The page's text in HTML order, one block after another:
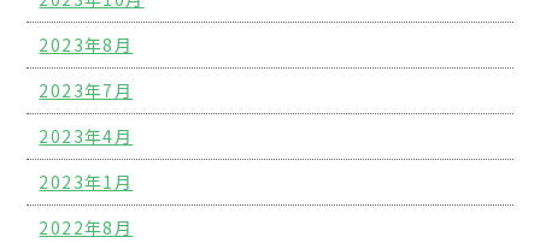
2023年8月
2023年7月
2023年4月
2023年1月
2022年8月